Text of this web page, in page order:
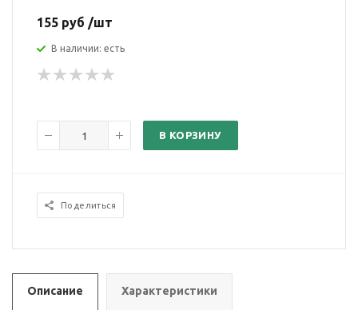
155 руб /шт
В наличии: есть
В КОРЗИНУ
Поделиться
Описание Характеристики